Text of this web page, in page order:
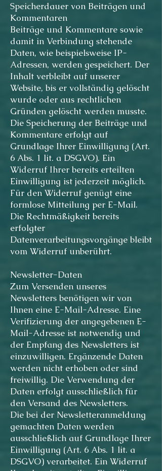
Speicherdauer von Beiträgen und
Kommentaren
Beiträge und Kommentare sowie
damit in Verbindung stehende
Daten, wie beispielsweise IP-
Adressen, werden gespeichert. Der
Inhalt verbleibt auf unserer
Website, bis er vollständig gelöscht
wurde oder aus rechtlichen
Gründen gelöscht werden musste.
Die Speicherung der Beiträge und
Kommentare erfolgt auf
Grundlage Ihrer Einwilligung (Art.
6 Abs. 1 lit. a DSGVO). Ein
Widerruf Ihrer bereits erteilten
Einwilligung ist jederzeit möglich.
Für den Widerruf genügt eine
formlose Mitteilung per E-Mail.
Die Rechtmäßigkeit bereits
erfolgter
Datenverarbeitungsvorgänge bleibt
vom Widerruf unberührt.
Newsletter-Daten
Zum Versenden unseres
Newsletters benötigen wir von
Ihnen eine E-Mail-Adresse. Eine
Verifizierung der angegebenen E-
Mail-Adresse ist notwendig und
der Empfang des Newsletters ist
einzuwilligen. Ergänzende Daten
werden nicht erhoben oder sind
freiwillig. Die Verwendung der
Daten erfolgt ausschließlich für
den Versand des Newsletters.
Die bei der Newsletteranmeldung
gemachten Daten werden
ausschließlich auf Grundlage Ihrer
Einwilligung (Art. 6 Abs. 1 lit. a
DSGVO) verarbeitet. Ein Widerruf